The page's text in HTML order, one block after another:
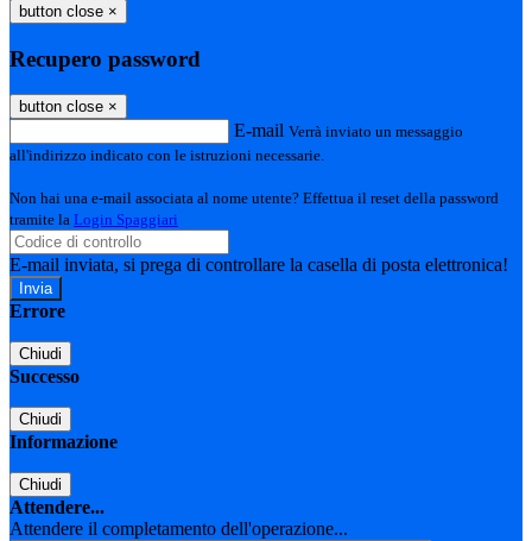
button close ×
Recupero password
button close ×
E-mail Verrà inviato un messaggio
all'indirizzo indicato con le istruzioni necessarie.
Non hai una e-mail associata al nome utente? Effettua il reset della password
tramite la Login Spaggiari
E-mail inviata, si prega di controllare la casella di posta elettronica!
Errore
Chiudi
Successo
Chiudi
Informazione
Chiudi
Attendere...
Attendere il completamento dell'operazione...